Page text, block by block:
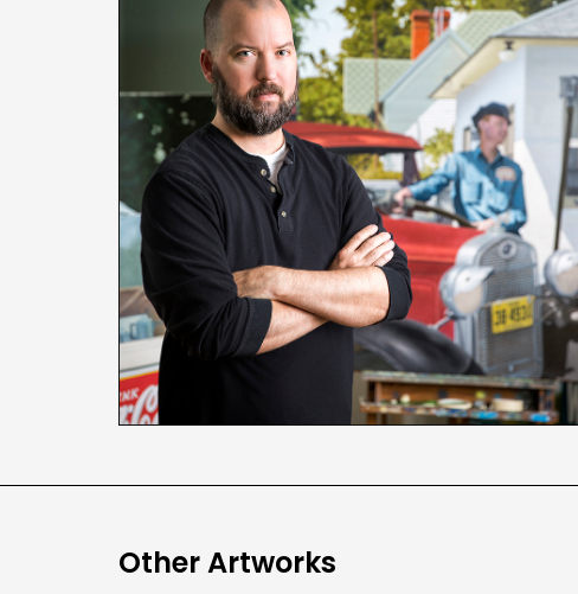
Other Artworks